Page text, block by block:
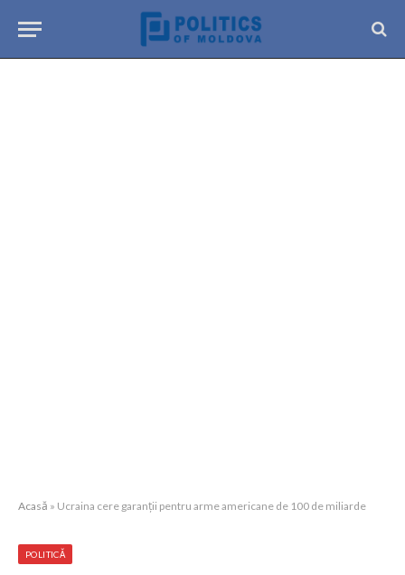
Acasă » Ucraina cere garanții pentru arme americane de 100 de miliarde
POLITICĂ